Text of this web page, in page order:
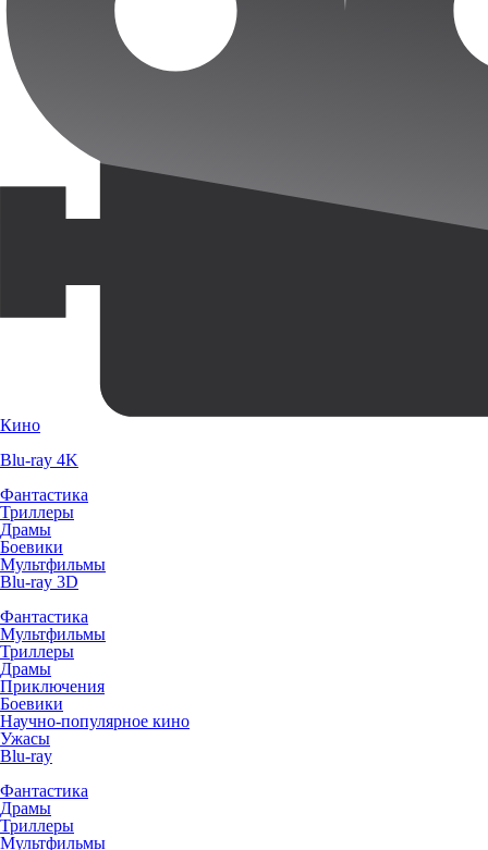
Кино
Blu-ray 4K
Фантастика
Триллеры
Драмы
Боевики
Мультфильмы
Blu-ray 3D
Фантастика
Мультфильмы
Триллеры
Драмы
Приключения
Боевики
Научно-популярное кино
Ужасы
Blu-ray
Фантастика
Драмы
Триллеры
Мультфильмы